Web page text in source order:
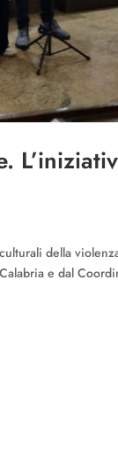
della
e dal